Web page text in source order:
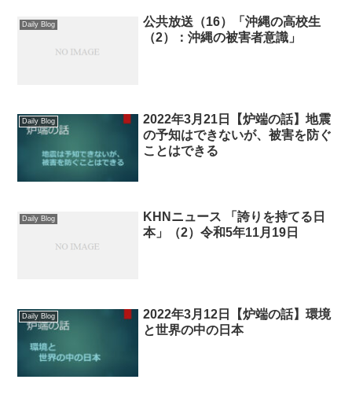
Daily Blog
公共放送（16）「沖縄の高校生
（2）：沖縄の被害者意識」
Daily Blog
2022年3月21日【炉端の話】地震
の予知はできないが、被害を防ぐ
ことはできる
Daily Blog
KHNニュース 「誇りを持てる日
本」（2）令和5年11月19日
Daily Blog
2022年3月12日【炉端の話】環境
と世界の中の日本